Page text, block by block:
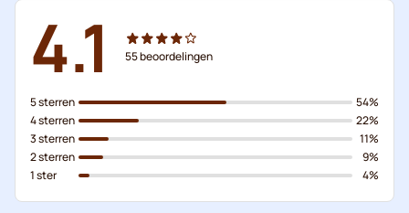
4.1 55beoordelingen
5 sterren
4 sterren
3 sterren
2 sterren
1 ster
54%
22%
11%
9%
4%